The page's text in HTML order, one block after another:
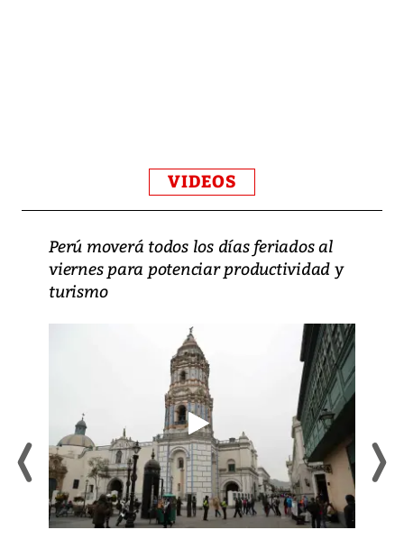
VIDEOS
Perú moverá todos los días feriados al
viernes para potenciar productividad y
turismo